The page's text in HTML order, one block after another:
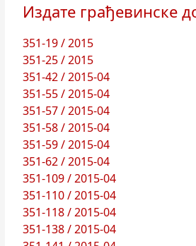
Издате грађевинске
351-19 / 2015
351-25 / 2015
351-42 / 2015-04
351-55 / 2015-04
351-57 / 2015-04
351-58 / 2015-04
351-59 / 2015-04
351-62 / 2015-04
351-109 / 2015-04
351-110 / 2015-04
351-118 / 2015-04
351-138 / 2015-04